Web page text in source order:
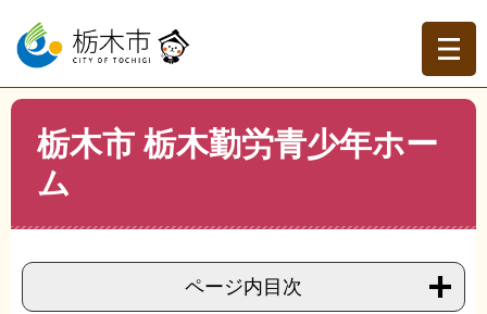
ー
の
先
ニ
ー
を
本
トップページ > 分類でさがす >市政情報 >施設案内・観
光地・避難場所
青少年ホーム
栃木市 栃木勤労青少年ホー
ム
ページ内目次